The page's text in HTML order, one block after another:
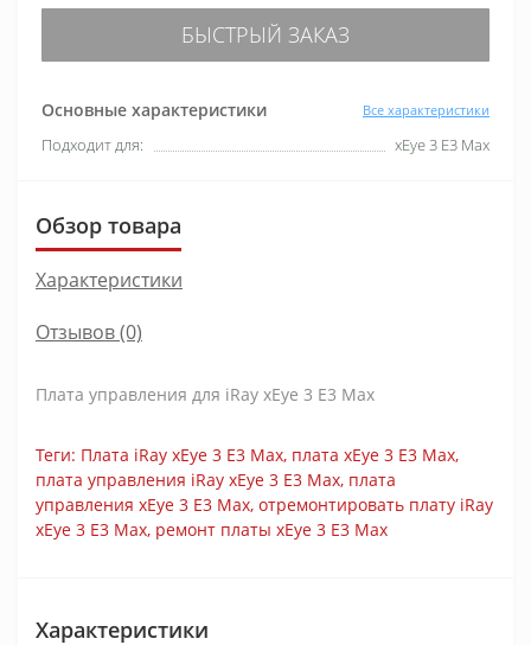
Основные характеристики Все характеристики
Подходит для: xEye 3 E3 Max
БЫСТРЫЙ ЗАКАЗ
Обзор товара
Характеристики
Отзывов (0)
Плата управления для iRay xEye 3 E3 Max
Теги: Плата iRay xEye 3 E3 Max, плата xEye 3 E3 Max,
плата управления iRay xEye 3 E3 Max, плата
управления xEye 3 E3 Max, отремонтировать плату iRay
xEye 3 E3 Max, ремонт платы xEye 3 E3 Max
Характеристики